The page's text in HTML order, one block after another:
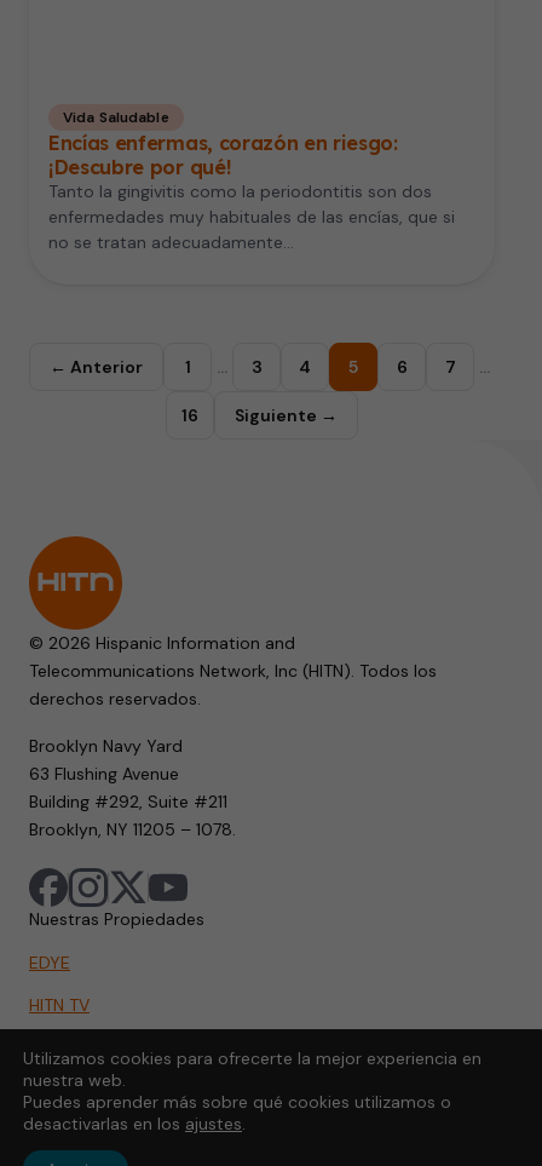
Vida Saludable
Encías enfermas, corazón en riesgo:
¡Descubre por qué!
Tanto la gingivitis como la periodontitis son dos
enfermedades muy habituales de las encías, que si
no se tratan adecuadamente…
← Anterior 1 … 3 4 5 6 7 …
16 Siguiente →
© 2026 Hispanic Information and
Telecommunications Network, Inc (HITN). Todos los
derechos reservados.
Brooklyn Navy Yard
63 Flushing Avenue
Building #292, Suite #211
Brooklyn, NY 11205 – 1078.
Nuestras Propiedades
EDYE
HITN TV
HITN.ORG
HITN GO
Utilizamos cookies para ofrecerte la mejor experiencia en
nuestra web.
Puedes aprender más sobre qué cookies utilizamos o
desactivarlas en los ajustes.